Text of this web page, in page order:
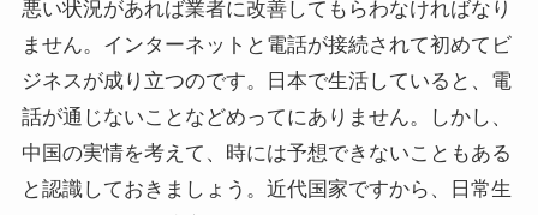
悪い状況があれば業者に改善してもらわなければなり
ません。インターネットと電話が接続されて初めてビ
ジネスが成り立つのです。日本で生活していると、電
話が通じないことなどめってにありません。しかし、
中国の実情を考えて、時には予想できないこともある
と認識しておきましょう。近代国家ですから、日常生